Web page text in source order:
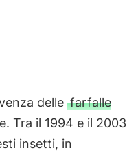
delle farfalle
Tra il 1994 e il 2003
insetti, in